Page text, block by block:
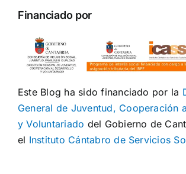
Financiado por
Este Blog ha sido financiado por la
General de Juventud, Cooperación
y Voluntariado del Gobierno de
el Instituto Cántabro de Servicios